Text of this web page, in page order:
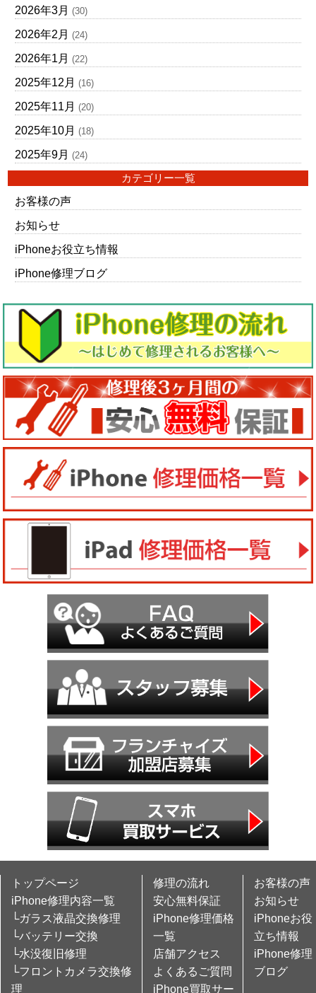
2026年3月 (30)
2026年2月 (24)
2026年1月 (22)
2025年12月 (16)
2025年11月 (20)
2025年10月 (18)
2025年9月 (24)
カテゴリー一覧
お客様の声
お知らせ
iPhoneお役立ち情報
iPhone修理ブログ
トップページ
iPhone修理内容一覧
└ガラス液晶交換修理
└バッテリー交換
└水没復旧修理
└フロントカメラ交換修
理
修理の流れ
安心無料保証
iPhone修理価格
一覧
店舗アクセス
よくあるご質問
iPhone買取サー
お客様の声
お知らせ
iPhoneお役
立ち情報
iPhone修理
ブログ